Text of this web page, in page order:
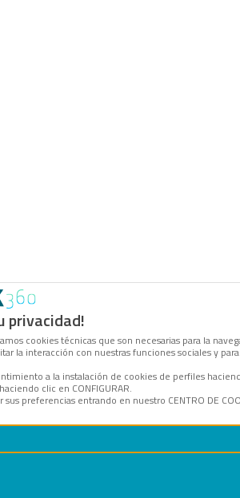
privacidad!
cookies técnicas que son necesarias para la
la interacción con nuestras funciones sociales y
a la instalación de cookies de perfiles
clic en CONFIGURAR.
preferencias entrando en nuestro CENTRO DE